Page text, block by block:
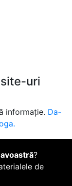
uri
informație. Da-
?
de